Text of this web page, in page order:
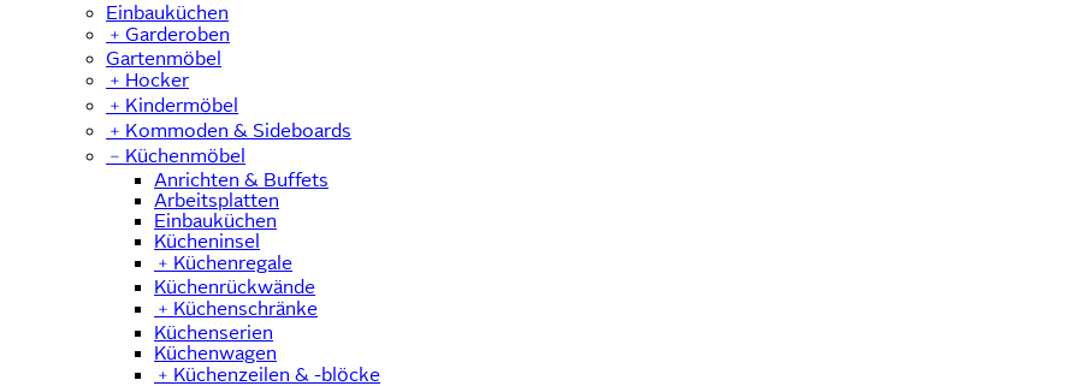
Einbauküchen
﹢ Garderoben
Gartenmöbel
﹢ Hocker
﹢ Kindermöbel
﹢ Kommoden & Sideboards
﹣ Küchenmöbel
Anrichten & Buffets
Arbeitsplatten
Einbauküchen
Kücheninsel
﹢ Küchenregale
Küchenrückwände
﹢ Küchenschränke
Küchenserien
Küchenwagen
﹢ Küchenzeilen & -blöcke